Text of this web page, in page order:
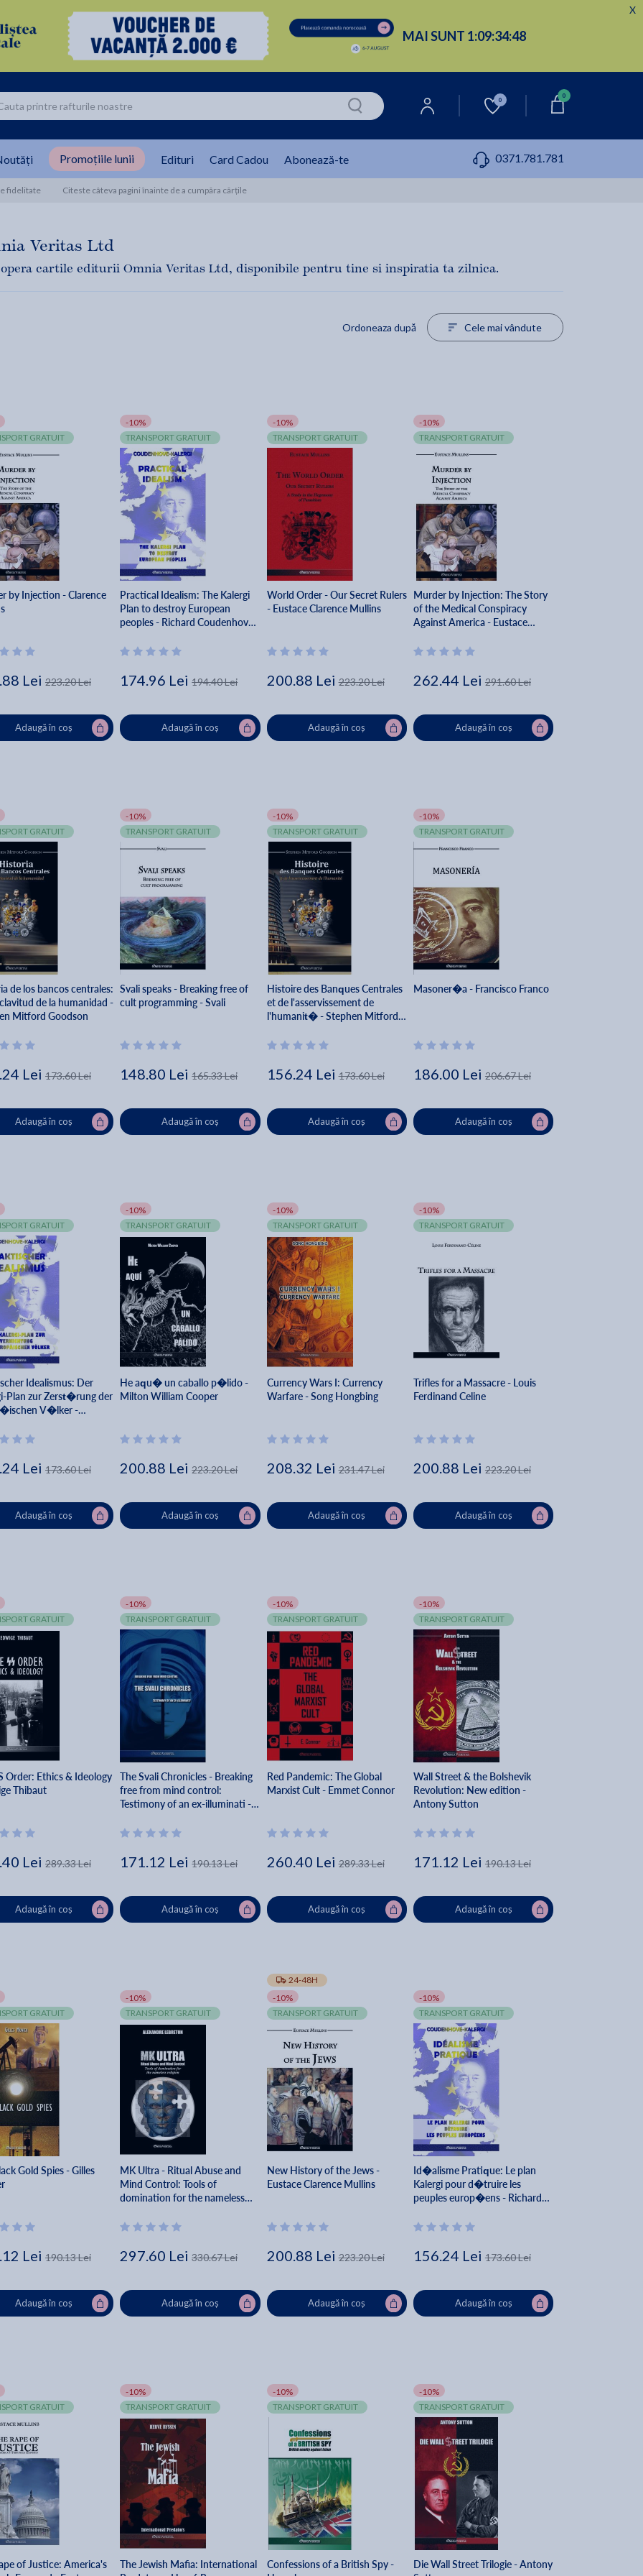
MAI SUNT 1:09:34:47
X
0
0
Promoțiile lunii Edituri Card Cadou Abonează-te 0371.781.781
fidelitate Citeste câteva pagini înainte de a cumpăra cărțile
Veritas Ltd
cartile editurii Omnia Veritas Ltd, disponibile pentru tine si inspiratia ta zilnica.
Ordoneaza după Cele mai vândute
GRATUIT
by Injection - Clarence
Lei 223.20 Lei
Adaugă în coș
-10%
TRANSPORT GRATUIT
Practical Idealism: The Kalergi
Plan to destroy European
peoples - Richard Coudenhove-
174.96 Lei 194.40 Lei
Adaugă în coș
-10%
TRANSPORT GRATUIT
World Order - Our Secret Rulers
- Eustace Clarence Mullins
200.88 Lei 223.20 Lei
Adaugă în coș
-10%
TRANSPORT GRATUIT
Murder by Injection: The Story
of the Medical Conspiracy
Against America - Eustace
262.44 Lei 291.60 Lei
Adaugă în coș
GRATUIT
de los bancos centrales:
de la humanidad -
Mitford Goodson
Lei 173.60 Lei
Adaugă în coș
-10%
TRANSPORT GRATUIT
Svali speaks - Breaking free of
cult programming - Svali
148.80 Lei 165.33 Lei
Adaugă în coș
-10%
TRANSPORT GRATUIT
Histoire des Banques Centrales
et de l'asservissement de
l'humanit� - Stephen Mitford
156.24 Lei 173.60 Lei
Adaugă în coș
-10%
TRANSPORT GRATUIT
Masoner�a - Francisco Franco
186.00 Lei 206.67 Lei
Adaugă în coș
GRATUIT
Idealismus: Der
Plan zur Zerst�rung der
V�lker -
Lei 173.60 Lei
Adaugă în coș
-10%
TRANSPORT GRATUIT
He aqu� un caballo p�lido -
Milton William Cooper
200.88 Lei 223.20 Lei
Adaugă în coș
-10%
TRANSPORT GRATUIT
Currency Wars I: Currency
Warfare - Song Hongbing
208.32 Lei 231.47 Lei
Adaugă în coș
-10%
TRANSPORT GRATUIT
Trifles for a Massacre - Louis
Ferdinand Celine
200.88 Lei 223.20 Lei
Adaugă în coș
GRATUIT
Order: Ethics & Ideology
Thibaut
Lei 289.33 Lei
Adaugă în coș
-10%
TRANSPORT GRATUIT
The Svali Chronicles - Breaking
free from mind control:
Testimony of an ex-illuminati -
171.12 Lei 190.13 Lei
Adaugă în coș
-10%
TRANSPORT GRATUIT
Red Pandemic: The Global
Marxist Cult - Emmet Connor
260.40 Lei 289.33 Lei
Adaugă în coș
-10%
TRANSPORT GRATUIT
Wall Street & the Bolshevik
Revolution: New edition -
Antony Sutton
171.12 Lei 190.13 Lei
Adaugă în coș
GRATUIT
Gold Spies - Gilles
Lei 190.13 Lei
Adaugă în coș
-10%
TRANSPORT GRATUIT
MK Ultra - Ritual Abuse and
Mind Control: Tools of
domination for the nameless
297.60 Lei 330.67 Lei
Adaugă în coș
24-48H
-10%
TRANSPORT GRATUIT
New History of the Jews -
Eustace Clarence Mullins
200.88 Lei 223.20 Lei
Adaugă în coș
-10%
TRANSPORT GRATUIT
Id�alisme Pratique: Le plan
Kalergi pour d�truire les
peuples europ�ens - Richard
156.24 Lei 173.60 Lei
Adaugă în coș
GRATUIT
of Justice: America's
-10%
TRANSPORT GRATUIT
The Jewish Mafia: International
-10%
TRANSPORT GRATUIT
Confessions of a British Spy -
-10%
TRANSPORT GRATUIT
Die Wall Street Trilogie - Antony